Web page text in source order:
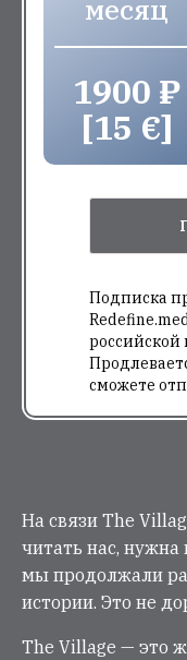
месяц
1900 ₽
[15 €]
Подписка
сможете
На связи The
читать нас, нужна
мы продолжали
истории. Это не
The Village — это